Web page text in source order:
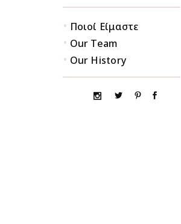
• Ποιοί Είμαστε
• Our Team
• Our History